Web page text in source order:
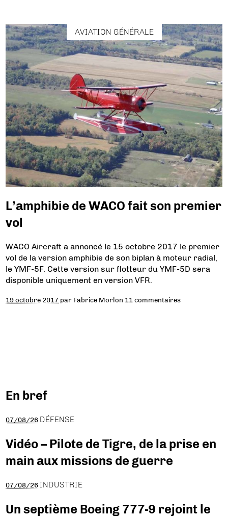
AVIATION GÉNÉRALE
L’amphibie de WACO fait son premier
vol
WACO Aircraft a annoncé le 15 octobre 2017 le premier
vol de la version amphibie de son biplan à moteur radial,
le YMF-5F. Cette version sur flotteur du YMF-5D sera
disponible uniquement en version VFR.
19 octobre 2017 par Fabrice Morlon 11 commentaires
En bref
07/08/26 DÉFENSE
Vidéo – Pilote de Tigre, de la prise en
main aux missions de guerre
07/08/26 INDUSTRIE
Un septième Boeing 777-9 rejoint le